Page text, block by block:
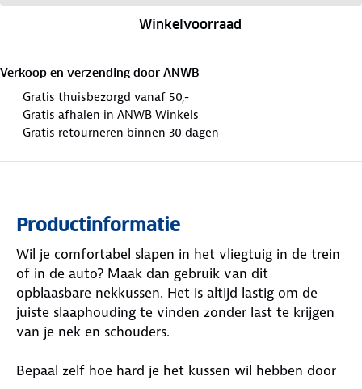
Winkelvoorraad
Verkoop en verzending door ANWB
Gratis thuisbezorgd vanaf 50,-
Gratis afhalen in ANWB Winkels
Gratis retourneren binnen 30 dagen
Productinformatie
Wil je comfortabel slapen in het vliegtuig in de trein
of in de auto? Maak dan gebruik van dit
opblaasbare nekkussen. Het is altijd lastig om de
juiste slaaphouding te vinden zonder last te krijgen
van je nek en schouders.
Bepaal zelf hoe hard je het kussen wil hebben door